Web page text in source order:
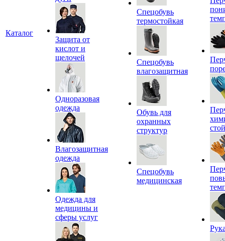
Каталог
Защита от
кислот и
щелочей
Одноразовая
одежда
Влагозащитная
одежда
Одежда для
медицины и
сферы услуг
Спецобувь
термостойкая
Спецобувь
влагозащитная
Обувь для
охранных
структур
Спецобувь
медицинская